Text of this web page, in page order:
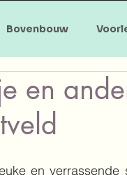
Bovenbouw
Doe-en zoekboeken
en
en